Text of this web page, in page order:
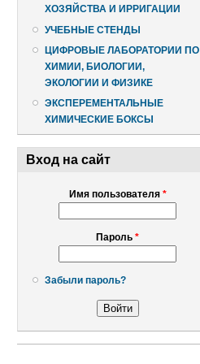
ХОЗЯЙСТВА И ИРРИГАЦИИ
УЧЕБНЫЕ СТЕНДЫ
ЦИФРОВЫЕ ЛАБОРАТОРИИ ПО
ХИМИИ, БИОЛОГИИ,
ЭКОЛОГИИ И ФИЗИКЕ
ЭКСПЕРЕМЕНТАЛЬНЫЕ
ХИМИЧЕСКИЕ БОКСЫ
Вход на сайт
Имя пользователя *
Пароль *
Забыли пароль?